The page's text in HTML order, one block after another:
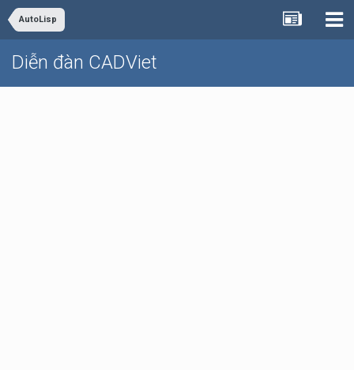
AutoLisp
Diễn đàn CADViet